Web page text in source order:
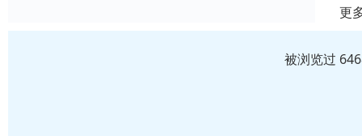
更
被浏览过